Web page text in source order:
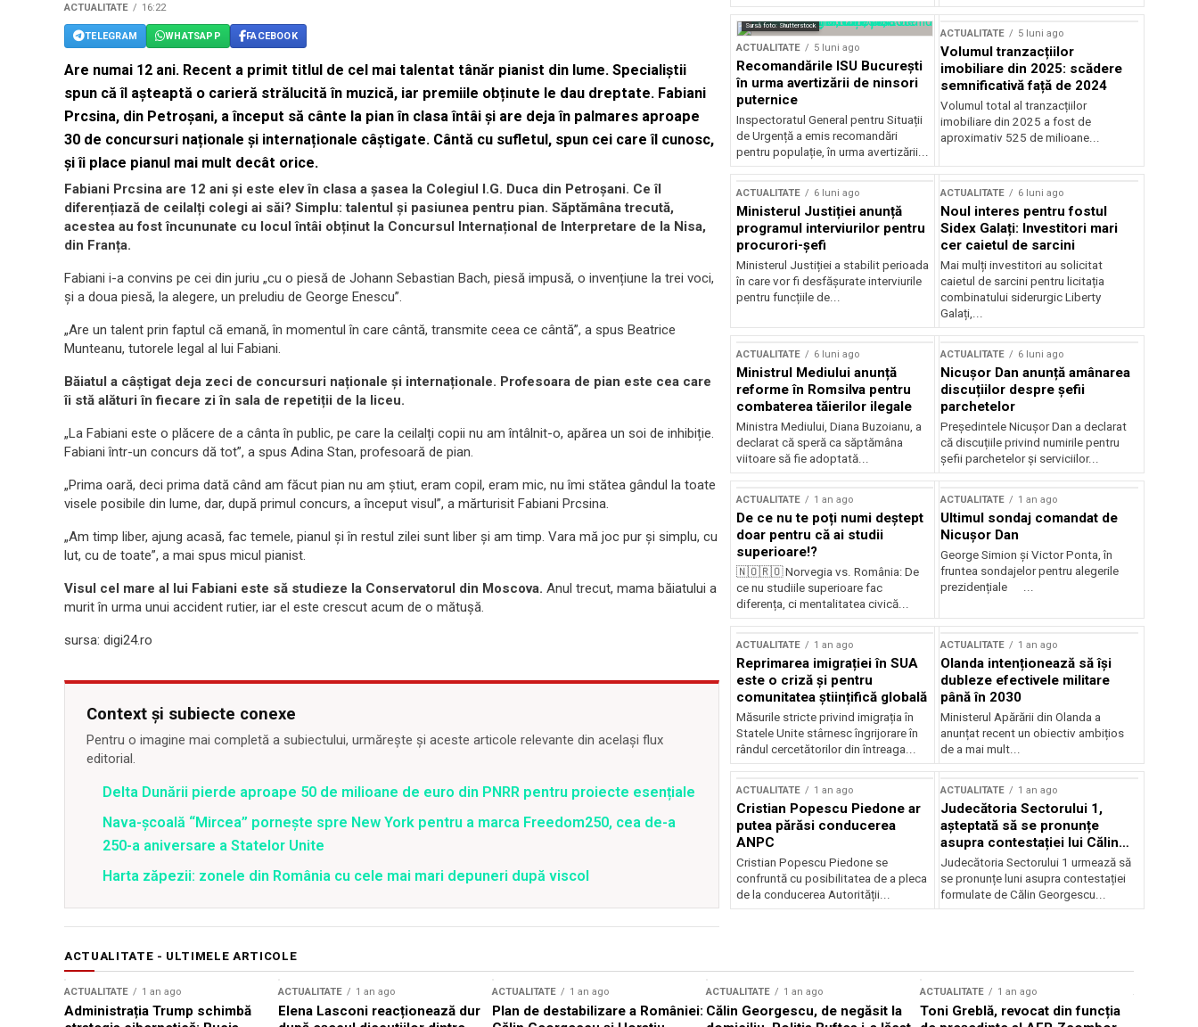
ACTUALITATE 16:22
TELEGRAM WHATSAPP FACEBOOK
Are numai 12 ani. Recent a primit titlul de cel mai talentat tânăr pianist din lume. Specialiștii
spun că îl așteaptă o carieră strălucită în muzică, iar premiile obținute le dau dreptate. Fabiani
Prcsina, din Petroşani, a început să cânte la pian în clasa întâi și are deja în palmares aproape
30 de concursuri naționale și internaționale câștigate. Cântă cu sufletul, spun cei care îl cunosc,
și îi place pianul mai mult decât orice.
Fabiani Prcsina are 12 ani și este elev în clasa a șasea la Colegiul I.G. Duca din Petroșani. Ce îl
diferențiază de ceilalți colegi ai săi? Simplu: talentul și pasiunea pentru pian. Săptămâna trecută,
acestea au fost încununate cu locul întâi obținut la Concursul Internațional de Interpretare de la Nisa,
din Franța.
Fabiani i-a convins pe cei din juriu „cu o piesă de Johann Sebastian Bach, piesă impusă, o invențiune la trei voci,
și a doua piesă, la alegere, un preludiu de George Enescu”.
„Are un talent prin faptul că emană, în momentul în care cântă, transmite ceea ce cântă”, a spus Beatrice
Munteanu, tutorele legal al lui Fabiani.
Băiatul a câștigat deja zeci de concursuri naționale și internaționale. Profesoara de pian este cea care
îi stă alături în fiecare zi în sala de repetiții de la liceu.
„La Fabiani este o plăcere de a cânta în public, pe care la ceilalți copii nu am întâlnit-o, apărea un soi de inhibiție.
Fabiani într-un concurs dă tot”, a spus Adina Stan, profesoară de pian.
„Prima oară, deci prima dată când am făcut pian nu am știut, eram copil, eram mic, nu îmi stătea gândul la toate
visele posibile din lume, dar, după primul concurs, a început visul”, a mărturisit Fabiani Prcsina.
„Am timp liber, ajung acasă, fac temele, pianul și în restul zilei sunt liber și am timp. Vara mă joc pur și simplu, cu
lut, cu de toate”, a mai spus micul pianist.
Visul cel mare al lui Fabiani este să studieze la Conservatorul din Moscova. Anul trecut, mama băiatului a
murit în urma unui accident rutier, iar el este crescut acum de o mătușă.
sursa: digi24.ro
Context și subiecte conexe
Pentru o imagine mai completă a subiectului, urmărește și aceste articole relevante din același flux
editorial.
Delta Dunării pierde aproape 50 de milioane de euro din PNRR pentru proiecte esențiale
Nava-școală “Mircea” pornește spre New York pentru a marca Freedom250, cea de-a
250-a aniversare a Statelor Unite
Harta zăpezii: zonele din România cu cele mai mari depuneri după viscol
Sursă foto: Shutterstock
ACTUALITATE 5 luni ago
Recomandările ISU București
în urma avertizării de ninsori
puternice
Inspectoratul General pentru Situații
de Urgență a emis recomandări
pentru populație, în urma avertizării...
ACTUALITATE 5 luni ago
Volumul tranzacțiilor
imobiliare din 2025: scădere
semnificativă față de 2024
Volumul total al tranzacțiilor
imobiliare din 2025 a fost de
aproximativ 525 de milioane...
ACTUALITATE 6 luni ago
Ministerul Justiției anunță
programul interviurilor pentru
procurori-șefi
Ministerul Justiției a stabilit perioada
în care vor fi desfășurate interviurile
pentru funcțiile de...
ACTUALITATE 6 luni ago
Noul interes pentru fostul
Sidex Galați: Investitori mari
cer caietul de sarcini
Mai mulți investitori au solicitat
caietul de sarcini pentru licitația
combinatului siderurgic Liberty
Galați,...
ACTUALITATE 6 luni ago
Ministrul Mediului anunță
reforme în Romsilva pentru
combaterea tăierilor ilegale
Ministra Mediului, Diana Buzoianu, a
declarat că speră ca săptămâna
viitoare să fie adoptată...
ACTUALITATE 6 luni ago
Nicușor Dan anunță amânarea
discuțiilor despre șefii
parchetelor
Președintele Nicușor Dan a declarat
că discuțiile privind numirile pentru
șefii parchetelor și serviciilor...
ACTUALITATE 1 an ago
De ce nu te poți numi deștept
doar pentru că ai studii
superioare!?
🇳🇴🇷🇴 Norvegia vs. România: De
ce nu studiile superioare fac
diferența, ci mentalitatea civică...
ACTUALITATE 1 an ago
Ultimul sondaj comandat de
Nicușor Dan
George Simion și Victor Ponta, în
fruntea sondajelor pentru alegerile
prezidențiale ...
ACTUALITATE 1 an ago
Reprimarea imigrației în SUA
este o criză și pentru
comunitatea științifică globală
Măsurile stricte privind imigrația în
Statele Unite stârnesc îngrijorare în
rândul cercetătorilor din întreaga...
ACTUALITATE 1 an ago
Olanda intenționează să își
dubleze efectivele militare
până în 2030
Ministerul Apărării din Olanda a
anunțat recent un obiectiv ambițios
de a mai mult...
ACTUALITATE 1 an ago
Cristian Popescu Piedone ar
putea părăsi conducerea
ANPC
Cristian Popescu Piedone se
confruntă cu posibilitatea de a pleca
de la conducerea Autorității...
ACTUALITATE 1 an ago
Judecătoria Sectorului 1,
așteptată să se pronunțe
asupra contestației lui Călin
Georgescu privind controlul
judiciar
Judecătoria Sectorului 1 urmează să
se pronunțe luni asupra contestației
formulate de Călin Georgescu...
ACTUALITATE - ULTIMELE ARTICOLE
ACTUALITATE 1 an ago
Administrația Trump schimbă
ACTUALITATE 1 an ago
Elena Lasconi reacționează dur
ACTUALITATE 1 an ago
Plan de destabilizare a României:
ACTUALITATE 1 an ago
Călin Georgescu, de negăsit la
ACTUALITATE 1 an ago
Toni Greblă, revocat din funcția